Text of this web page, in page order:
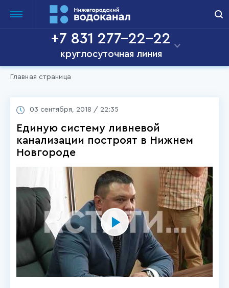
+7 831 277-22-22
круглосуточная линия
Главная страница
03 сентября, 2018 / 22:35
Единую систему ливневой
канализации построят в Нижнем
Новгороде
Play
Video